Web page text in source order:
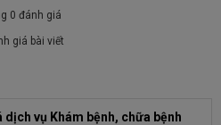
0 đánh giá
giá bài viết
vụ Khám bệnh, chữa bệnh